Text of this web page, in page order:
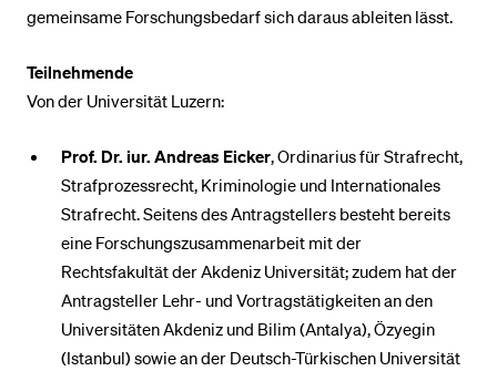
gemeinsame Forschungsbedarf sich daraus ableiten lässt.
Teilnehmende
Von der Universität Luzern:
Prof. Dr. iur. Andreas Eicker, Ordinarius für Strafrecht,
Strafprozessrecht, Kriminologie und Internationales
Strafrecht. Seitens des Antragstellers besteht bereits
eine For­schungs­­zu­­sam­men­ar­beit mit der
Rechtsfakultät der Akdeniz Universität; zudem hat der
Antragsteller Lehr- und Vortragstätigkeiten an den
Universitäten Akdeniz und Bilim (Antalya), Özyegin
(Istanbul) sowie an der Deutsch-Türkischen Universität